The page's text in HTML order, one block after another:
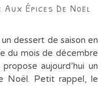
Épices De Noël
dessert de saison en
du mois de décembre
aujourd’hui un
Noël. Petit rappel, le